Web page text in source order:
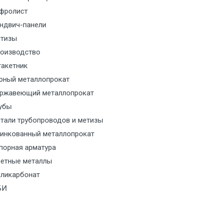
за МКАД
за МКАД
с транспортным
с транспортным
с транспортным
панели
металлопрокат
металлопрокат
трубопроводов и метизы
металлопрокат
арматура
металлы